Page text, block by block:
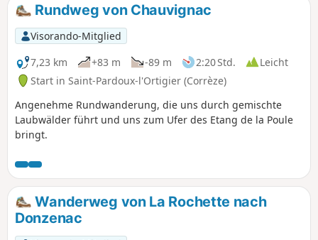
Rundweg von Chauvignac
Visorando-Mitglied
7,23 km
+83 m -89 m 2:20 Std.
Leicht
Start in Saint-Pardoux-l'Ortigier (Corrèze)
Angenehme Rundwanderung, die uns durch gemischte
Laubwälder führt und uns zum Ufer des Etang de la Poule
bringt.
Wanderweg von La Rochette nach
Donzenac